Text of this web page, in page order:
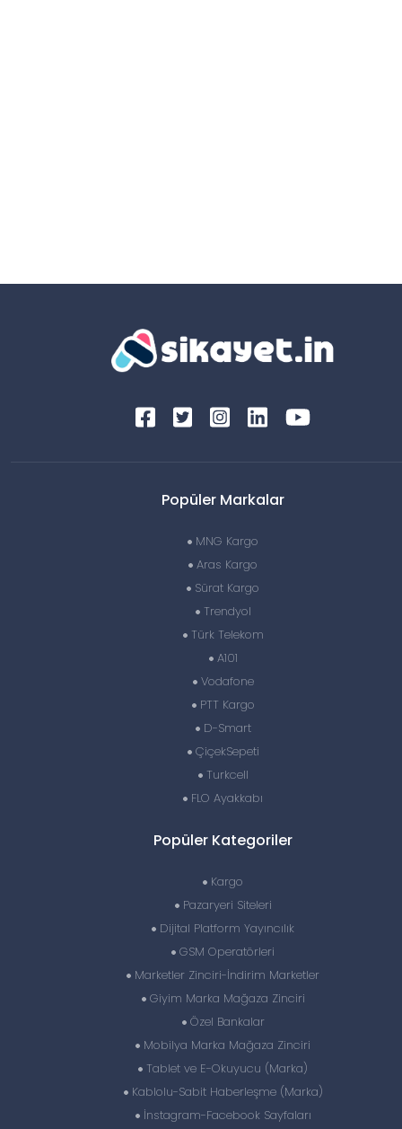
Popüler Markalar
MNG Kargo
Aras Kargo
Sürat Kargo
Trendyol
Türk Telekom
A101
Vodafone
PTT Kargo
D-Smart
ÇiçekSepeti
Turkcell
FLO Ayakkabı
Popüler Kategoriler
Kargo
Pazaryeri Siteleri
Dijital Platform Yayıncılık
GSM Operatörleri
Marketler Zinciri-İndirim Marketler
Giyim Marka Mağaza Zinciri
Özel Bankalar
Mobilya Marka Mağaza Zinciri
Tablet ve E-Okuyucu (Marka)
Kablolu-Sabit Haberleşme (Marka)
İnstagram-Facebook Sayfaları